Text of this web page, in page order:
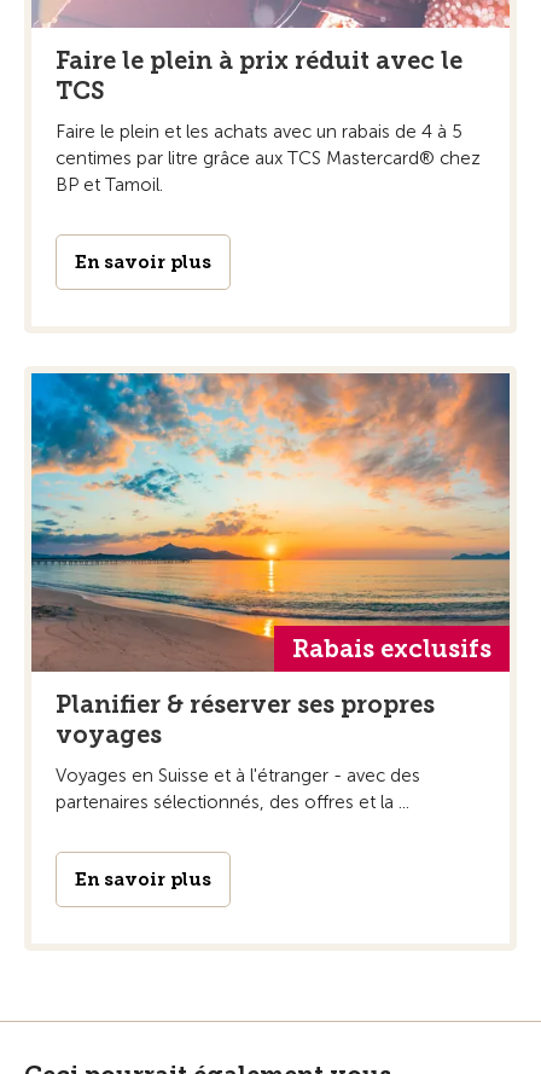
Faire le plein à prix réduit avec le
TCS
Faire le plein et les achats avec un rabais de 4 à 5
centimes par litre grâce aux TCS Mastercard® chez
BP et Tamoil.
En savoir plus
Rabais exclusifs
Planifier & réserver ses propres
voyages
Voyages en Suisse et à l'étranger - avec des
partenaires sélectionnés, des offres et la ...
En savoir plus